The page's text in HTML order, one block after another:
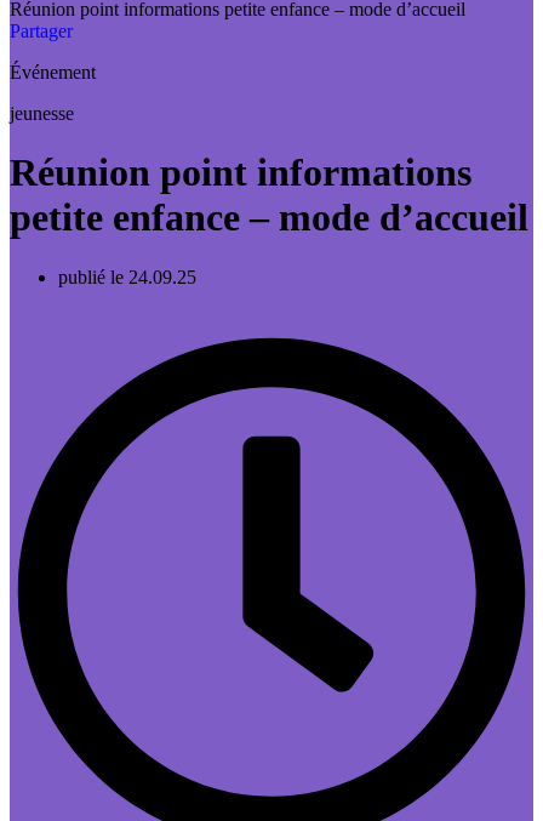
Réunion point informations petite enfance – mode d’accueil
Partager
Événement
jeunesse
Réunion point informations
petite enfance – mode d’accueil
publié le 24.09.25